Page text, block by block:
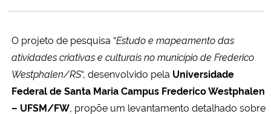
Ministério do Turismo
Ministério do Desenvolvimento Regional
Controladoria-Geral da União
Ministério da Mulher, da Família e dos Direitos Humanos
O projeto de pesquisa “Estudo e mapeamento das
atividades criativas e culturais no município de Frederico
Westphalen/RS“, desenvolvido pela Universidade
Federal de Santa Maria Campus Frederico Westphalen
– UFSM/FW, propõe um levantamento detalhado sobre